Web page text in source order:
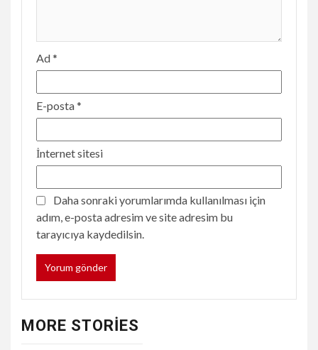
Ad*
E-posta*
İnternet sitesi
Daha sonraki yorumlarımda kullanılması için
adım, e-posta adresim ve site adresim bu
tarayıcıya kaydedilsin.
MORE STORIES